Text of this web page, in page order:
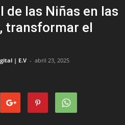
de las Niñas en las
transformar el
| E.V - abril 23, 2025